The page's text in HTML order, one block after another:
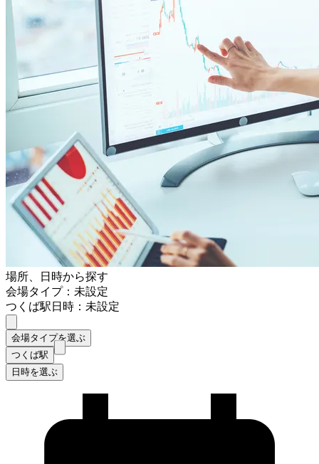
場所、日時から探す
会場タイプ：未設定
つくば駅日時：未設定
会場タイプを選ぶ
つくば駅
日時を選ぶ